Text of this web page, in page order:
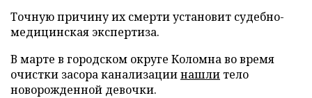
Точную причину их смерти установит судебно-
медицинская экспертиза.
В марте в городском округе Коломна во время
очистки засора канализациинашли тело
новорожденной девочки.